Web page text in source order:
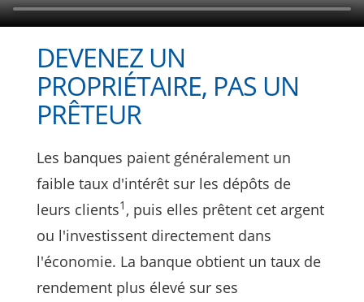
DEVENEZ UN
PROPRIÉTAIRE, PAS UN
PRÊTEUR
Les banques paient généralement un
faible taux d'intérêt sur les dépôts de
leurs clients1 , puis elles prêtent cet argent
ou l'investissent directement dans
l'économie. La banque obtient un taux de
rendement plus élevé sur ses